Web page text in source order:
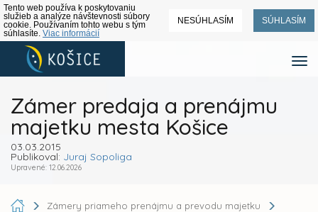
Tento web používa k poskytovaniu
služieb a analýze návštevnosti súbory
cookie. Používaním tohto webu s tým
súhlasíte. Viac informácií
NESÚHLASÍM SÚHLASÍM
Zámer predaja a prenájmu
majetku mesta Košice
03.03.2015
Publikoval: Juraj Sopoliga
Upravené: 12.06.2026
Zámery priameho prenájmu a prevodu majetku